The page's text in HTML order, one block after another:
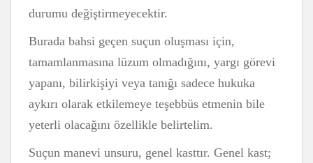
durumu değiştirmeyecektir.
Burada bahsi geçen suçun oluşması için,
tamamlanmasına lüzum olmadığını, yargı görevi
yapanı, bilirkişiyi veya tanığı sadece hukuka
aykırı olarak etkilemeye teşebbüs etmenin bile
yeterli olacağını özellikle belirtelim.
Suçun manevi unsuru, genel kasttır. Genel kast;